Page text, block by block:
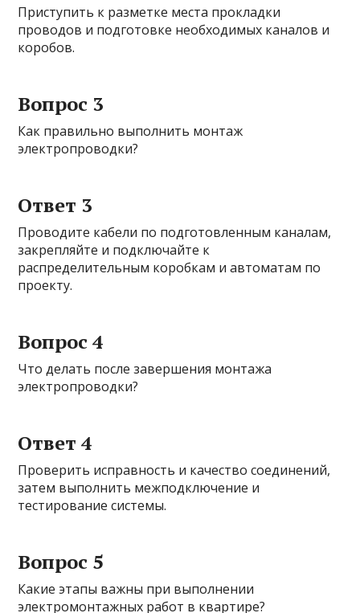
Приступить к разметке места прокладки
проводов и подготовке необходимых каналов и
коробов.
Вопрос 3
Как правильно выполнить монтаж
электропроводки?
Ответ 3
Проводите кабели по подготовленным каналам,
закрепляйте и подключайте к
распределительным коробкам и автоматам по
проекту.
Вопрос 4
Что делать после завершения монтажа
электропроводки?
Ответ 4
Проверить исправность и качество соединений,
затем выполнить межподключение и
тестирование системы.
Вопрос 5
Какие этапы важны при выполнении
электромонтажных работ в квартире?